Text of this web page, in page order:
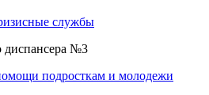
службы
диспансера №3
подросткам и молодежи